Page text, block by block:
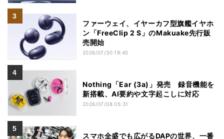
ファーウェイ、イヤーカフ型旗艦イヤホ
ン「FreeClip 2 S」のMakuake先行販
売開始
2026/07/30 19:45
Nothing「Ear (3a)」発売 録音機能を
新搭載、AI要約や文字起こしに対応
2026/07/08 05:31
スマホ全盛でも広がるDAPの世界、一番